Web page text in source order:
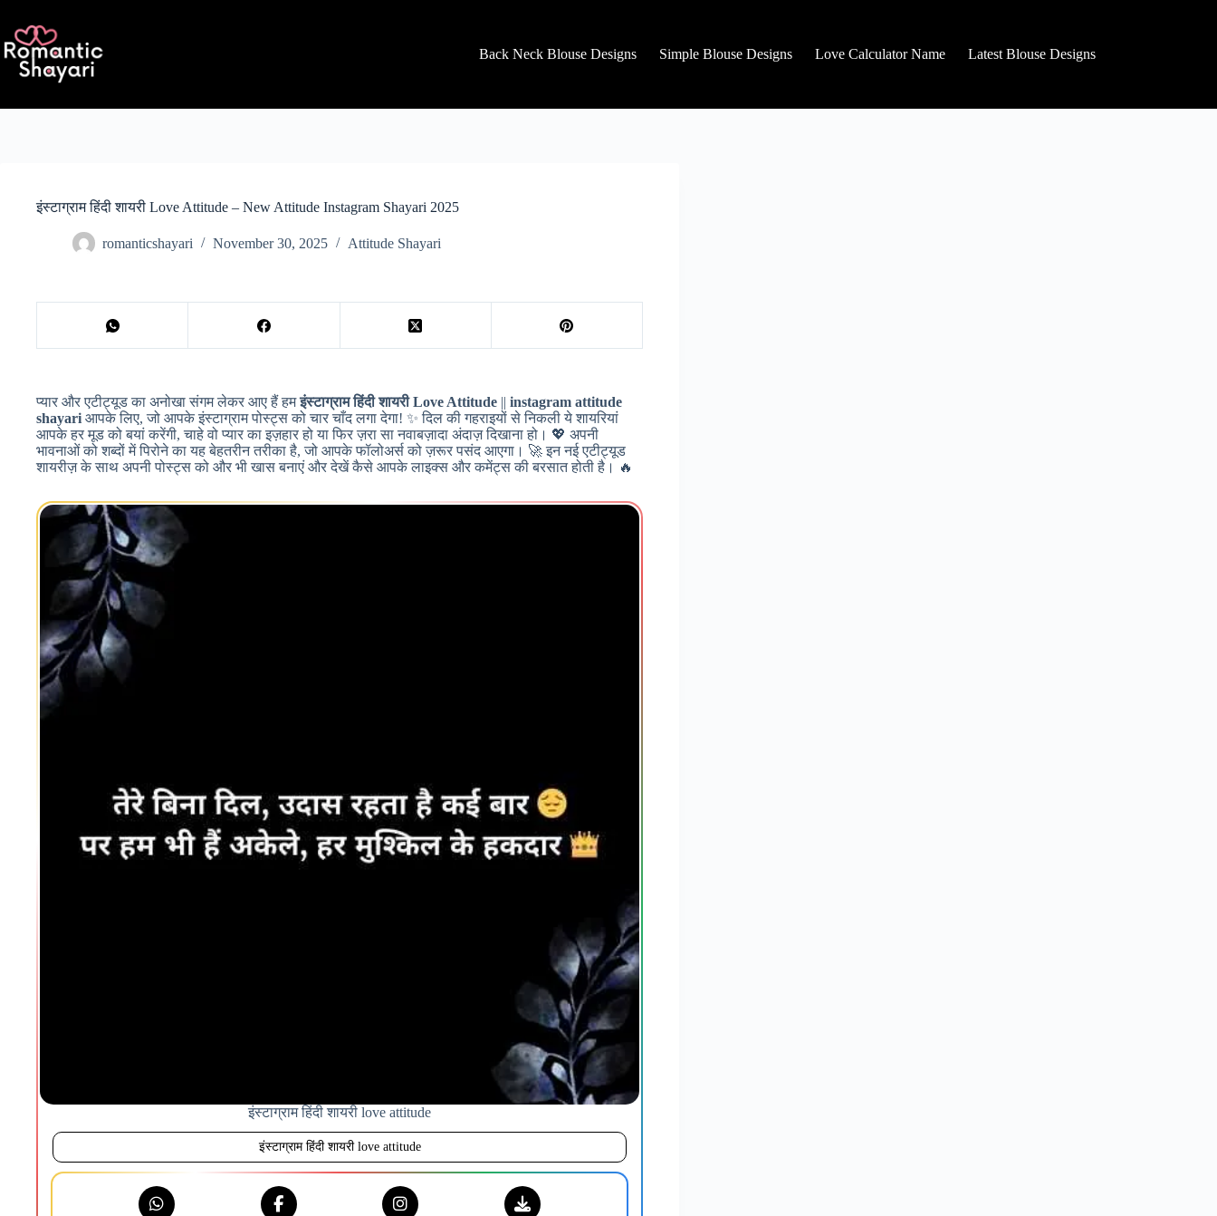
content
Back Neck Blouse Designs
Simple Blouse Designs Love Calculator Name Latest Blouse Designs
इंस्टाग्राम हिंदी शायरी Love Attitude – New Attitude Instagram Shayari 2025
romanticshayari November 30, 2025 Attitude Shayari
प्यार और एटीट्यूड का अनोखा संगम लेकर आए हैं हमइंस्टाग्राम हिंदी शायरी Love Attitude || instagram attitude
shayari आपके लिए, जो आपके इंस्टाग्राम पोस्ट्स को चार चाँद लगा देगा! ✨ दिल की गहराइयों से निकली ये शायरियां
आपके हर मूड को बयां करेंगी, चाहे वो प्यार का इज़हार हो या फिर ज़रा सा नवाबज़ादा अंदाज़ दिखाना हो। 💖 अपनी
भावनाओं को शब्दों में पिरोने का यह बेहतरीन तरीका है, जो आपके फॉलोअर्स को ज़रूर पसंद आएगा। 🚀 इन नई एटीट्यूड
शायरीज़ के साथ अपनी पोस्ट्स को और भी खास बनाएं और देखें कैसे आपके लाइक्स और कमेंट्स की बरसात होती है। 🔥
इंस्टाग्राम हिंदी शायरी love attitude
इंस्टाग्राम हिंदी शायरी love attitude